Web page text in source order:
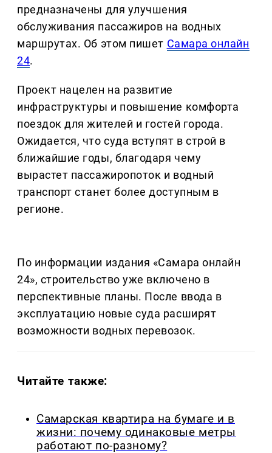
предназначены для улучшения
обслуживания пассажиров на водных
маршрутах. Об этом пишет Самара онлайн
24.
Проект нацелен на развитие
инфраструктуры и повышение комфорта
поездок для жителей и гостей города.
Ожидается, что суда вступят в строй в
ближайшие годы, благодаря чему
вырастет пассажиропоток и водный
транспорт станет более доступным в
регионе.
По информации издания «Самара онлайн
24», строительство уже включено в
перспективные планы. После ввода в
эксплуатацию новые суда расширят
возможности водных перевозок.
Читайте также:
Самарская квартира на бумаге и в
жизни: почему одинаковые метры
работают по-разному?